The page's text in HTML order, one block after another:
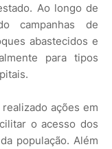
Ao longo de
campanhas de
abastecidos e
para tipos
ações em
o acesso dos
população. Além